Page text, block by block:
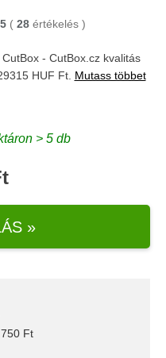
5 ( 28 értékelés )
- CutBox.cz kvalitás
HUF Ft. Mutass többet
> 5 db
»
Ft